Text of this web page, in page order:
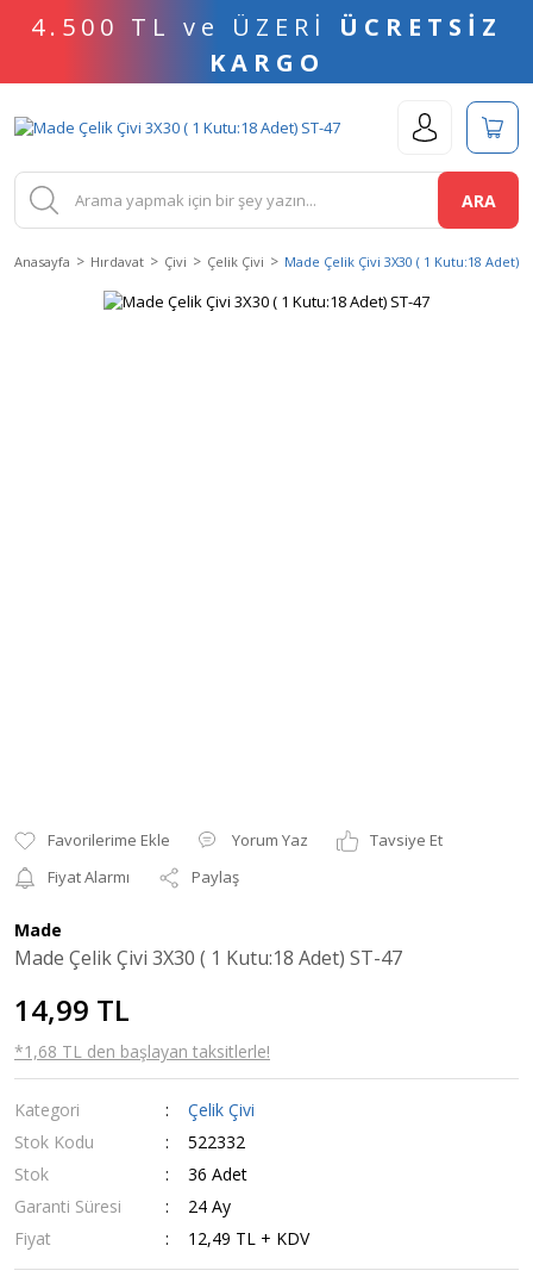
4.500 TL ve ÜZERİ ÜCRETSİZ
KARGO
ARA
Anasayfa Hırdavat Çivi Çelik Çivi Made Çelik Çivi 3X30 ( 1 Kutu:18 Adet)
Yorum Yaz
Tavsiye Et
Fiyat Alarmı
Paylaş
Made
Made Çelik Çivi 3X30 ( 1 Kutu:18 Adet) ST-47
14,99 TL
*1,68 TL den başlayan taksitlerle!
Kategori
Çelik Çivi
Stok Kodu
522332
Stok
36 Adet
Garanti Süresi
24 Ay
Fiyat
12,49 TL + KDV